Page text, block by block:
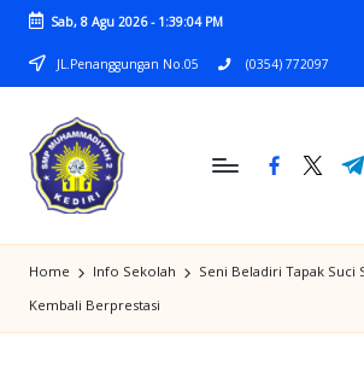
Skip
content
Sab, 8 Agu 2026- 1:39:04 PM
JL.Penanggungan No.05 (0354) 772097
S
M
P
MUHAMMADIYAH
2
facebook.com
t.me
Home Info Sekolah
Seni Beladiri Tapak Suci
Kembali Berprestasi